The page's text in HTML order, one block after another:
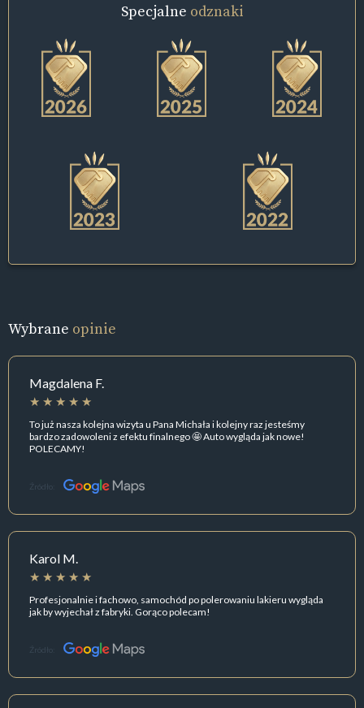
Specjalne odznaki
Wybrane opinie
Magdalena F.
To już nasza kolejna wizyta u Pana Michała i kolejny raz jesteśmy
bardzo zadowoleni z efektu finalnego 🤩 Auto wygląda jak nowe!
POLECAMY!
Źródło:
Karol M.
Profesjonalnie i fachowo, samochód po polerowaniu lakieru wygląda
jak by wyjechał z fabryki. Gorąco polecam!
Źródło: